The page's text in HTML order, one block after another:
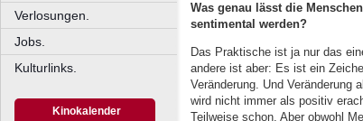
Verlosungen.
Jobs.
Kulturlinks.
Kinokalender
Was genau lässt die Menschen
sentimental werden?
Das Praktische ist ja nur das
andere ist aber: Es ist ein
Veränderung. Und Veränderung
wird nicht immer als positiv
Teilweise schon. Aber obwohl